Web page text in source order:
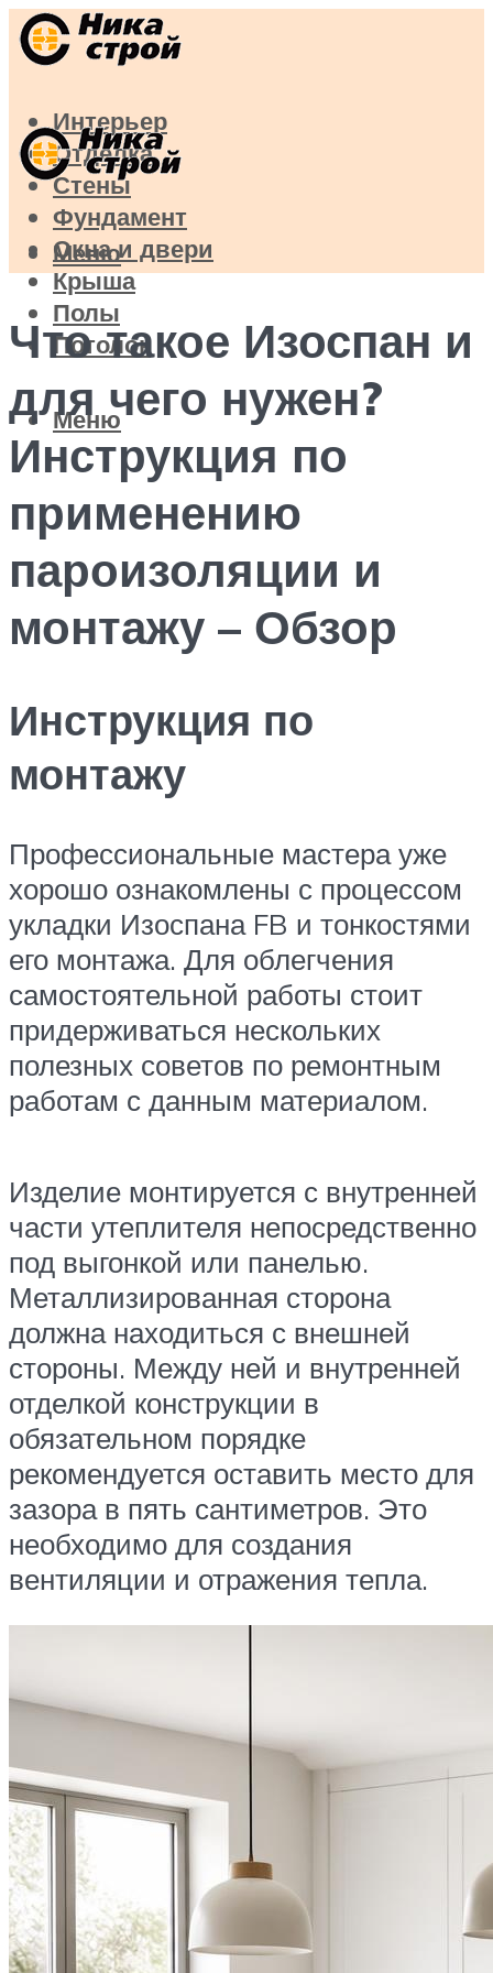
Интерьер
Отделка
Стены
Фундамент
Окна и двери
Крыша
Полы
Потолок
Меню
Меню
Что такое Изоспан и
для чего нужен?
Инструкция по
применению
пароизоляции и
монтажу – Обзор
Инструкция по
монтажу
Профессиональные мастера уже
хорошо ознакомлены с процессом
укладки Изоспана FB и тонкостями
его монтажа. Для облегчения
самостоятельной работы стоит
придерживаться нескольких
полезных советов по ремонтным
работам с данным материалом.
Изделие монтируется с внутренней
части утеплителя непосредственно
под выгонкой или панелью.
Металлизированная сторона
должна находиться с внешней
стороны. Между ней и внутренней
отделкой конструкции в
обязательном порядке
рекомендуется оставить место для
зазора в пять сантиметров. Это
необходимо для создания
вентиляции и отражения тепла.